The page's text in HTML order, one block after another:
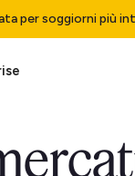
per soggiorni più